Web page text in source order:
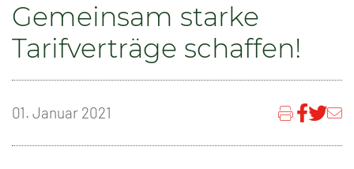
Gemeinsam starke
Tarifverträge schaffen!
01. Januar 2021